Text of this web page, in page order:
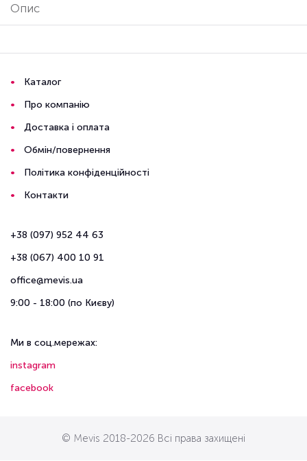
Опис
Каталог
Про компанію
Доставка і оплата
Обмін/повернення
Політика конфіденційності
Контакти
+38 (097) 952 44 63
+38 (067) 400 10 91
office@mevis.ua
9:00 - 18:00 (по Києву)
Ми в соц.мережах:
instagram
facebook
© Mevis 2018-2026 Всі права захищені